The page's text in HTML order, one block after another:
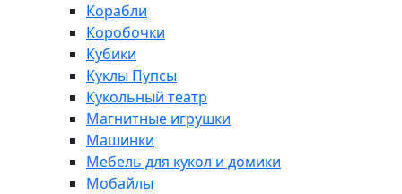
Корабли
Коробочки
Кубики
Куклы Пупсы
Кукольный театр
Магнитные игрушки
Машинки
Мебель для кукол и домики
Мобайлы